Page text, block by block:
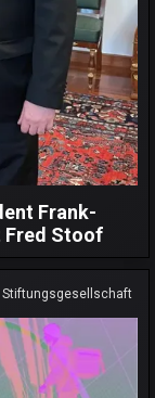
Frank-
Fred Stoof
Stiftungsgesellschaft